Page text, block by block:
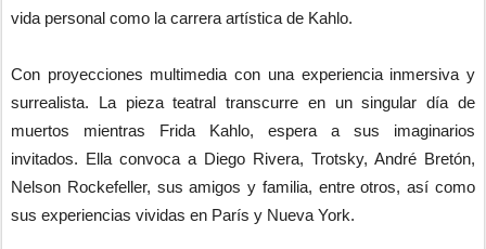
vida personal como la carrera artística de Kahlo.
Con proyecciones multimedia con una experiencia inmersiva y
surrealista. La pieza teatral transcurre en un singular día de
muertos mientras Frida Kahlo, espera a sus imaginarios
invitados. Ella convoca a Diego Rivera, Trotsky, André Bretón,
Nelson Rockefeller, sus amigos y familia, entre otros, así como
sus experiencias vividas en París y Nueva York.